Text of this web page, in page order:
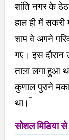
शांति नगर के
हाल ही में सकरी
शाम वे अपने
गए। इस दौरान
ताला लगा हुआ
कुणाल पुराने
था।
सोशल मिडिया